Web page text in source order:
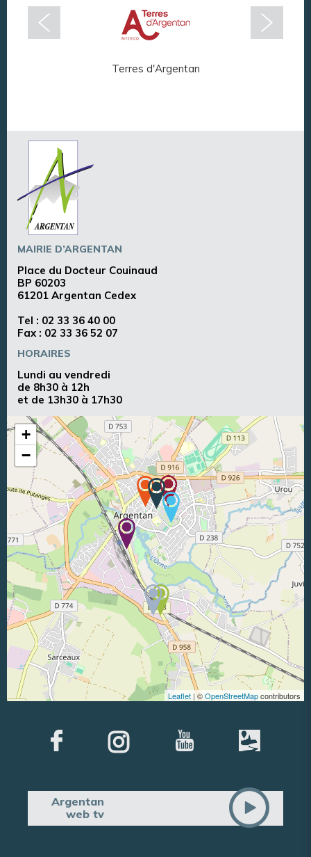
Terres d'Argentan
MAIRIE D’ARGENTAN
Place du Docteur Couinaud
BP 60203
61201 Argentan Cedex
Tel : 02 33 36 40 00
Fax : 02 33 36 52 07
HORAIRES
Lundi au vendredi
de 8h30 à 12h
et de 13h30 à 17h30
+
−
Leaflet | ©OpenStreetMapcontributors
Argentan
web tv